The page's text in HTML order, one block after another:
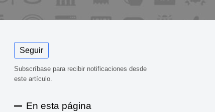
Seguir
Subscríbase para recibir notificaciones desde
este artículo.
En esta página